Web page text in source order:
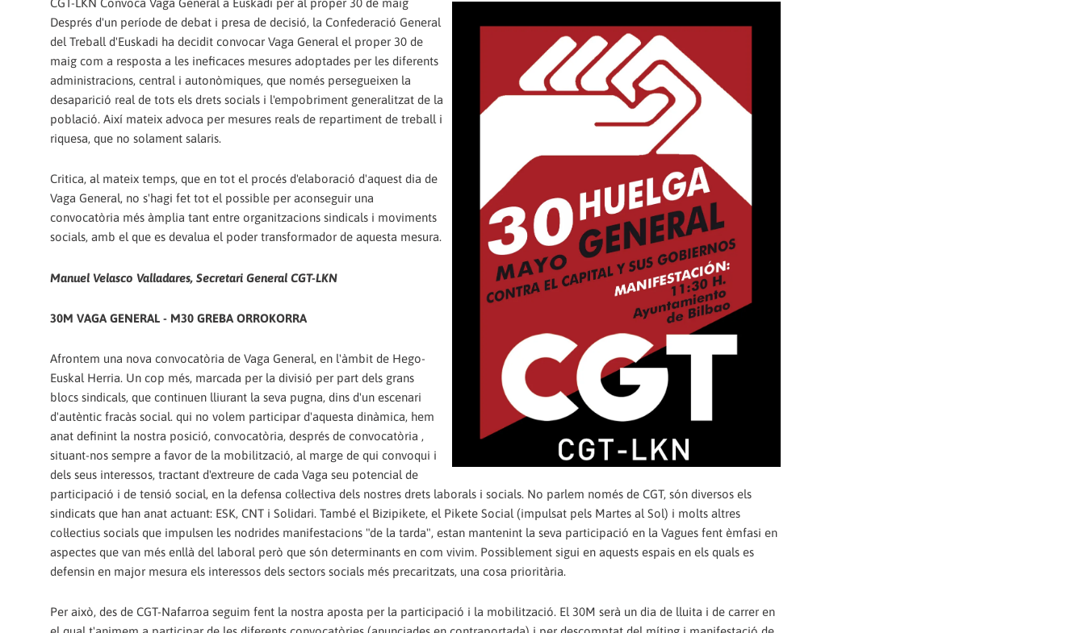
CGT-LKN Convoca Vaga General a Euskadi per al proper 30 de maig
Després d'un període de debat i presa de decisió, la Confederació General
del Treball d'Euskadi ha decidit convocar Vaga General el proper 30 de
maig com a resposta a les ineficaces mesures adoptades per les diferents
administracions, central i autonòmiques, que només persegueixen la
desaparició real de tots els drets socials i l'empobriment generalitzat de la
població. Així mateix advoca per mesures reals de repartiment de treball i
riquesa, que no solament salaris.
Critica, al mateix temps, que en tot el procés d'elaboració d'aquest dia de
Vaga General, no s'hagi fet tot el possible per aconseguir una
convocatòria més àmplia tant entre organitzacions sindicals i moviments
socials, amb el que es devalua el poder transformador de aquesta mesura.
Manuel Velasco Valladares, Secretari General CGT-LKN
30M VAGA GENERAL - M30 GREBA ORROKORRA
Afrontem una nova convocatòria de Vaga General, en l'àmbit de Hego-
Euskal Herria. Un cop més, marcada per la divisió per part dels grans
blocs sindicals, que continuen lliurant la seva pugna, dins d'un escenari
d'autèntic fracàs social. qui no volem participar d'aquesta dinàmica, hem
anat definint la nostra posició, convocatòria, després de convocatòria ,
situant-nos sempre a favor de la mobilització, al marge de qui convoqui i
dels seus interessos, tractant d'extreure de cada Vaga seu potencial de
participació i de tensió social, en la defensa col·lectiva dels nostres drets laborals i socials. No parlem només de CGT, són diversos els
sindicats que han anat actuant: ESK, CNT i Solidari. També el Bizipikete, el Pikete Social (impulsat pels Martes al Sol) i molts altres
col·lectius socials que impulsen les nodrides manifestacions "de la tarda", estan mantenint la seva participació en la Vagues fent èmfasi en
aspectes que van més enllà del laboral però que són determinants en com vivim. Possiblement sigui en aquests espais en els quals es
defensin en major mesura els interessos dels sectors socials més precaritzats, una cosa prioritària.
Per això, des de CGT-Nafarroa seguim fent la nostra aposta per la participació i la mobilització. El 30M serà un dia de lluita i de carrer en